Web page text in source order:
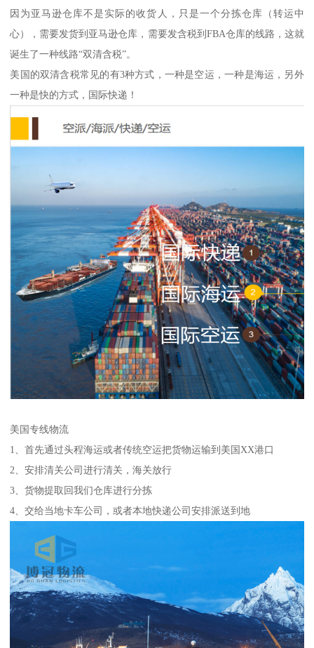
因为亚马逊仓库不是实际的收货人，只是一个分拣仓库（转运中
心），需要发货到亚马逊仓库，需要发含税到FBA仓库的线路，这就
诞生了一种线路“双清含税”。
美国的双清含税常见的有3种方式，一种是空运，一种是海运，另外
一种是快的方式，国际快递！
美国专线物流
1、首先通过头程海运或者传统空运把货物运输到美国XX港口
2、安排清关公司进行清关，海关放行
3、货物提取回我们仓库进行分拣
4、交给当地卡车公司，或者本地快递公司安排派送到地